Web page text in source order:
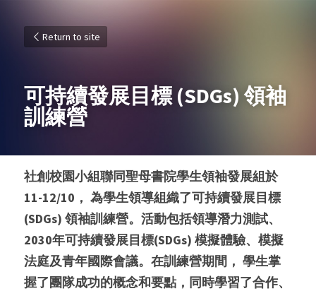
Return to site
可持續發展目標 (SDGs) 領袖
訓練營
社創校園小組聯同聖母書院學生領袖發展組於
11-12/10， 為學生領導組織了可持續發展目標
(SDGs) 領袖訓練營。活動包括領導潛力測試、
2030年可持續發展目標(SDGs) 模擬體驗、模擬
法庭及青年國際會議。在訓練營期間， 學生掌
握了團隊成功的概念和要點，同時學習了合作、